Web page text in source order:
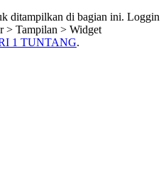
ditampilkan di bagian ini. Loggin
> Tampilan > Widget
1 TUNTANG.